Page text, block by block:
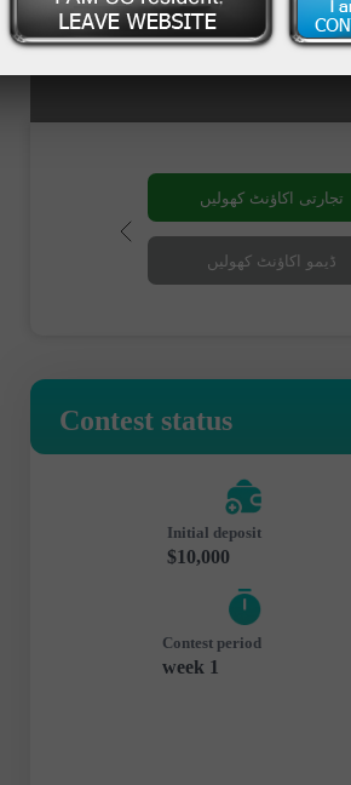
تجارتی اکاؤنٹ کھولیں
ڈیمو اکاؤنٹ کھولیں
Contest status
Initial deposit
$10,000
Contest period
1 week